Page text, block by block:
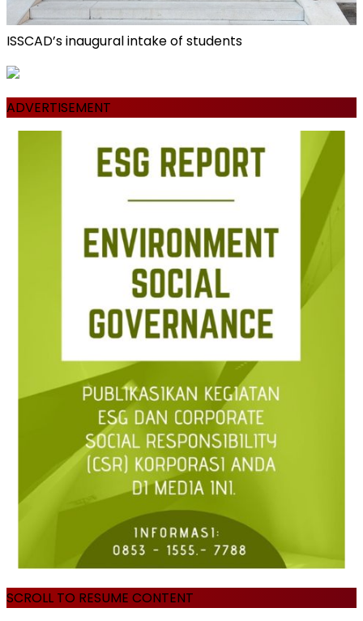
ISSCAD’s inaugural intake of students
ADVERTISEMENT
SCROLL TO RESUME CONTENT